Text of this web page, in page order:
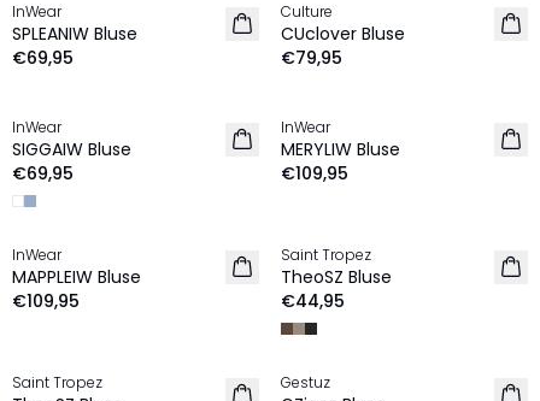
NEU
InWear
SPLEANIW Bluse
€69,95
NEU
Culture
CUclover Bluse
€79,95
NEU
InWear
SIGGAIW Bluse
€69,95
NEU
InWear
MERYLIW Bluse
€109,95
NEU
InWear
MAPPLEIW Bluse
€109,95
NEU
Saint Tropez
TheoSZ Bluse
€44,95
NEU
Saint Tropez NEU
Gestuz